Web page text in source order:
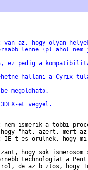
van az, hogy olyan
lenne (pl ahol nem
ez pedig a
hallani a Cyrix
megoldhato.
et vegyel.
ismerik a tobbi
hogy "hat, azert, mert
t es orulnek, hogy
hogy sok ismerosom
technologiat a
de az biztos, hogy